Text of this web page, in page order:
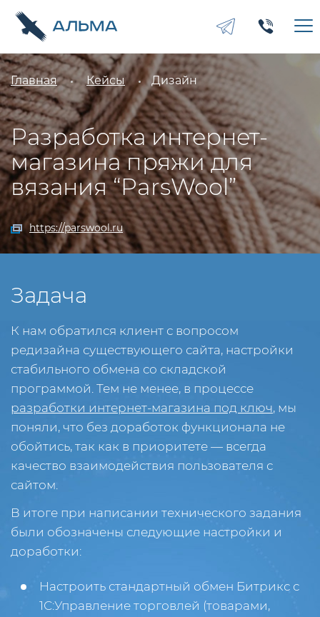
Главная Кейсы Дизайн
Разработка интернет-
магазина пряжи для
вязания “ParsWool”
https://parswool.ru
Задача
К нам обратился клиент с вопросом
редизайна существующего сайта, настройки
стабильного обмена со складской
программой. Тем не менее, в процессе
разработки интернет-магазина под ключ, мы
поняли, что без доработок функционала не
обойтись, так как в приоритете — всегда
качество взаимодействия пользователя с
сайтом.
В итоге при написании технического задания
были обозначены следующие настройки и
доработки:
Настроить стандартный обмен Битрикс с
1С:Управление торговлей (товарами,